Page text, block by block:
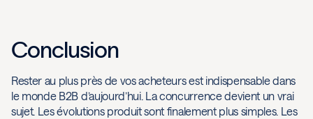
Conclusion
Rester au plus près de vos acheteurs est indispensable dans
le monde B2B d’aujourd’hui. La concurrence devient un vrai
sujet. Les évolutions produit sont finalement plus simples. Les